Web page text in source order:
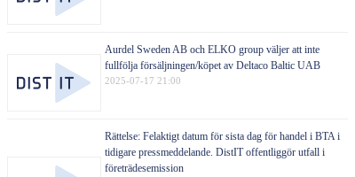
2025-07-17 21:00
Aurdel Sweden AB och ELKO group väljer att inte
fullfölja försäljningen/köpet av Deltaco Baltic UAB
Rättelse: Felaktigt datum för sista dag för handel i BTA i
tidigare pressmeddelande. DistIT offentliggör utfall i
företrädesemission